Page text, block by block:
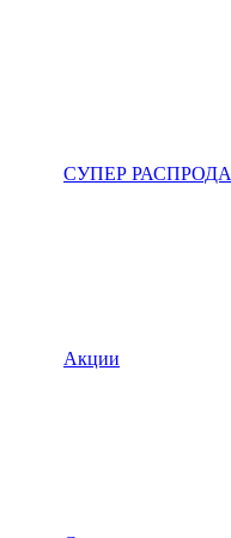
СУПЕР
Акции